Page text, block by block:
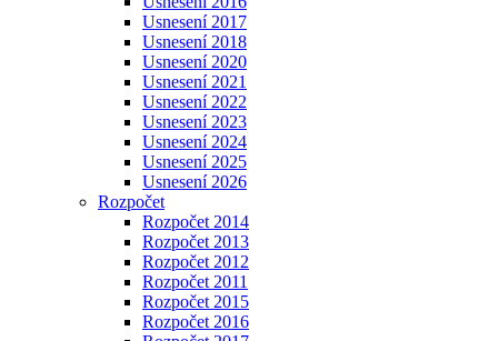
Usnesení 2017
Usnesení 2018
Usnesení 2020
Usnesení 2021
Usnesení 2022
Usnesení 2023
Usnesení 2024
Usnesení 2025
Usnesení 2026
Rozpočet
Rozpočet 2014
Rozpočet 2013
Rozpočet 2012
Rozpočet 2011
Rozpočet 2015
Rozpočet 2016